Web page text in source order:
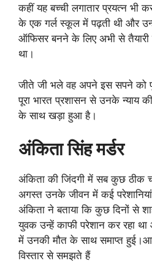
कहीं यह बच्ची लगातार प्रयत्न भी
के एक गर्ल स्कूल में पढ़ती थी और
ऑफिसर बनने के लिए अभी से तैयारी
था।
जीते जी भले वह अपने इस सपने को
पूरा भारत प्रशासन से उनके न्याय
के साथ खड़ा हुआ है।
अंकिता सिंह मर्डर
अंकिता की जिंदगी में सब कुछ ठीक
अगस्त उनके जीवन में कई
अंकिता ने बताया कि कुछ दिनों से
युवक उन्हें काफी परेशान कर रहा
में उनकी मौत के साथ समाप्त
विस्तार से समझते हैं